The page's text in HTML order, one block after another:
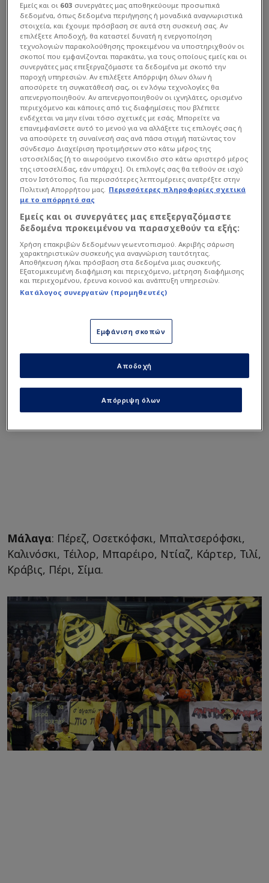
"Πανζουρλισμός" στο γήπεδο
για την ΑΕΚ
Η ατμόσφαιρα στην Sunel Arena ήταν
εντυπωσιακή, με τους φίλους της Ένωσης να
δημιουργούν μια "κόλαση" στο γήπεδο. Ο
Ντράγκαν Σάκοτα δεν αντιμετώπιζε προβλήματα
και παρέταξε την ομάδα του με όλα της τα
«όπλα».
Διαβάστε επίσης...
Για το γόητρο και την τρίτη
θέση κόντρα στην Τενερίφη
η ΑΕΚ
Οι δωδεκάδες των δύο ομάδων:
Φλιώνης, Μπράις, Κουζμίνσκας, Νετζήπογλου,
Κουζέλογλου, Γκόλντεν, Τάκερ, Χέιλ.
Μάλαγα: Πέρεζ, Οσετκόφσκι, Μπαλτσερόφσκι,
Καλινόσκι, Τέιλορ, Μπαρέιρο, Ντίαζ, Κάρτερ, Τιλί,
Κράβις, Πέρι, Σίμα.
Εμείς και οι 603 συνεργάτες μας αποθηκεύουμε προσωπικά
δεδομένα, όπως δεδομένα περιήγησης ή μοναδικά αναγνωριστικά
στοιχεία, και έχουμε πρόσβαση σε αυτά στη συσκευή σας. Αν
επιλέξετε Αποδοχή, θα καταστεί δυνατή η ενεργοποίηση
τεχνολογιών παρακολούθησης προκειμένου να υποστηριχθούν οι
σκοποί που εμφανίζονται παρακάτω, για τους οποίους εμείς και οι
συνεργάτες μας επεξεργαζόμαστε τα δεδομένα με σκοπό την
παροχή υπηρεσιών. Αν επιλέξετε Απόρριψη όλων όλων ή
αποσύρετε τη συγκατάθεσή σας, οι εν λόγω τεχνολογίες θα
απενεργοποιηθούν. Αν απενεργοποιηθούν οι ιχνηλάτες, ορισμένο
περιεχόμενο και κάποιες από τις διαφημίσεις που βλέπετε
ενδέχεται να μην είναι τόσο σχετικές με εσάς. Μπορείτε να
επανεμφανίσετε αυτό το μενού για να αλλάξετε τις επιλογές σας ή
να αποσύρετε τη συναίνεσή σας ανά πάσα στιγμή πατώντας τον
σύνδεσμο Διαχείριση προτιμήσεων στο κάτω μέρος της
ιστοσελίδας [ή το αιωρούμενο εικονίδιο στο κάτω αριστερό μέρος
της ιστοσελίδας, εάν υπάρχει]. Οι επιλογές σας θα τεθούν σε ισχύ
στον Ιστότοπος. Για περισσότερες λεπτομέρειες ανατρέξτε στην
Πολιτική Απορρήτου μας. Περισσότερες πληροφορίες σχετικά
με το απόρρητό σας
Εμείς και οι συνεργάτες μας επεξεργαζόμαστε
δεδομένα προκειμένου να παρασχεθούν τα εξής:
Χρήση επακριβών δεδομένων γεωεντοπισμού. Ακριβής σάρωση
χαρακτηριστικών συσκευής για αναγνώριση ταυτότητας.
Αποθήκευση ή/και πρόσβαση στα δεδομένα μιας συσκευής.
Εξατομικευμένη διαφήμιση και περιεχόμενο, μέτρηση διαφήμισης
και περιεχομένου, έρευνα κοινού και ανάπτυξη υπηρεσιών.
Κατάλογος συνεργατών (προμηθευτές)
Εμφάνιση σκοπών
Απόρριψη όλων
Αποδοχή